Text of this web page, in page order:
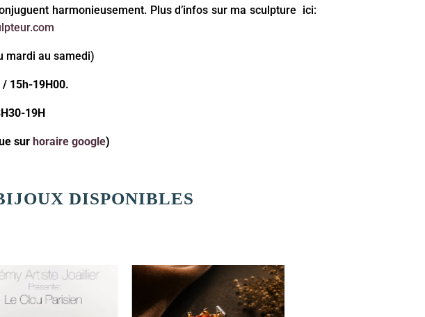
harmonieusement. Plus d’infos sur ma sculpture ici:
mardi au samedi)
/ 15h-19H00.
19H
surhoraire google)
DISPONIBLES